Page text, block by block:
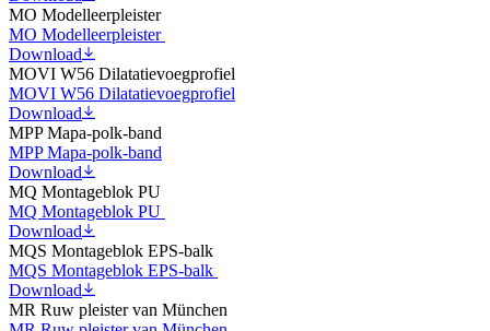
MO Modelleerpleister
MO Modelleerpleister
Download
MOVI W56 Dilatatievoegprofiel
MOVI W56 Dilatatievoegprofiel
Download
MPP Mapa-polk-band
MPP Mapa-polk-band
Download
MQ Montageblok PU
MQ Montageblok PU
Download
MQS Montageblok EPS-balk
MQS Montageblok EPS-balk
Download
MR Ruw pleister van München